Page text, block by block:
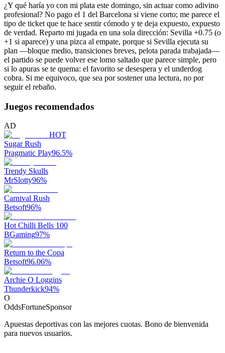
¿Y qué haría yo con mi plata este domingo, sin actuar como adivino
profesional? No pago el 1 del Barcelona si viene corto; me parece el
tipo de ticket que te hace sentir cómodo y te deja expuesto, expuesto
de verdad. Reparto mi jugada en una sola dirección: Sevilla +0.75 (o
+1 si aparece) y una pizca al empate, porque si Sevilla ejecuta su
plan —bloque medio, transiciones breves, pelota parada trabajada—
el partido se puede volver ese lomo saltado que parece simple, pero
si lo apuras se te quema: el favorito se desespera y el underdog
cobra. Si me equivoco, que sea por sostener una lectura, no por
seguir el rebaño.
Juegos recomendados
AD
HOT
Sugar Rush
Pragmatic Play96.5%
Trendy Skulls
MrSlotty96%
Carnival Rush
Betsoft96%
Hot Chilli Bells 100
BGaming97%
Return to the Copa
Betsoft96.06%
Archie O Loggins
Thunderkick94%
O
OddsFortuneSponsor
Apuestas deportivas con las mejores cuotas. Bono de bienvenida
para nuevos usuarios.